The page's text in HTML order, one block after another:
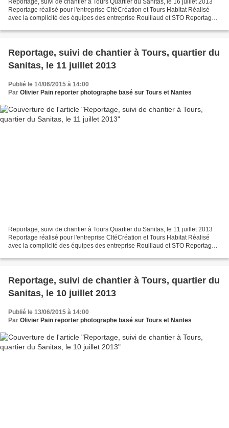
Reportage, suivi de chantier à Tours Quartier du Sanitas, le 16 juillet 2013
Reportage réalisé pour l'entreprise CItéCréation et Tours Habitat Réalisé
avec la complicité des équipes des entreprise Rouillaud et STO Reportage
Reportage, suivi de chantier à Tours, quartier du
Sanitas, le 11 juillet 2013
Publié le 14/06/2015 à 14:00
Par Olivier Pain reporter photographe basé sur Tours et Nantes
Reportage, suivi de chantier à Tours Quartier du Sanitas, le 11 juillet 2013
Reportage réalisé pour l'entreprise CItéCréation et Tours Habitat Réalisé
avec la complicité des équipes des entreprise Rouillaud et STO Reportage
Reportage, suivi de chantier à Tours, quartier du
Sanitas, le 10 juillet 2013
Publié le 13/06/2015 à 14:00
Par Olivier Pain reporter photographe basé sur Tours et Nantes